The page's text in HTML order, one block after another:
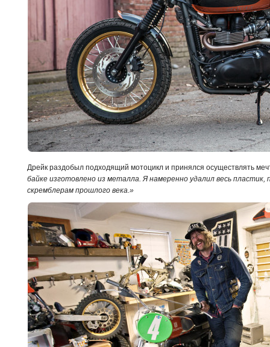
Дрейк раздобыл подходящий мотоцикл и принялся осуществлять
байке изготовлено из металла. Я намеренно удалил весь пластик,
скремблерам прошлого века.»